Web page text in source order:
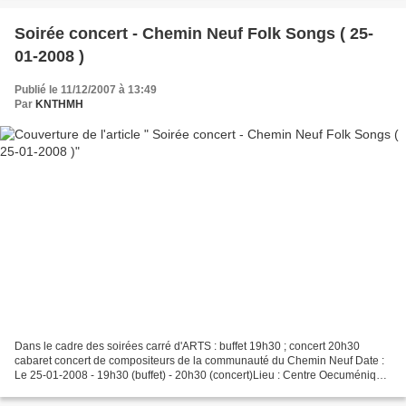
Soirée concert - Chemin Neuf Folk Songs ( 25-
01-2008 )
Publié le 11/12/2007 à 13:49
Par KNTHMH
Dans le cadre des soirées carré d'ARTS : buffet 19h30 ; concert 20h30
cabaret concert de compositeurs de la communauté du Chemin Neuf Date :
Le 25-01-2008 - 19h30 (buffet) - 20h30 (concert)Lieu : Centre Oecuménique